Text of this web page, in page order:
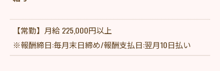
【常勤】月給 225,000円以上
※報酬締日:毎月末日締め/報酬支払日:翌月10日払い